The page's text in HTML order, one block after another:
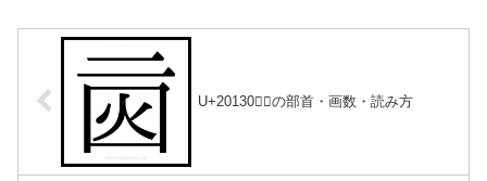
U+20130｜𠄰の部首・画数・読み方